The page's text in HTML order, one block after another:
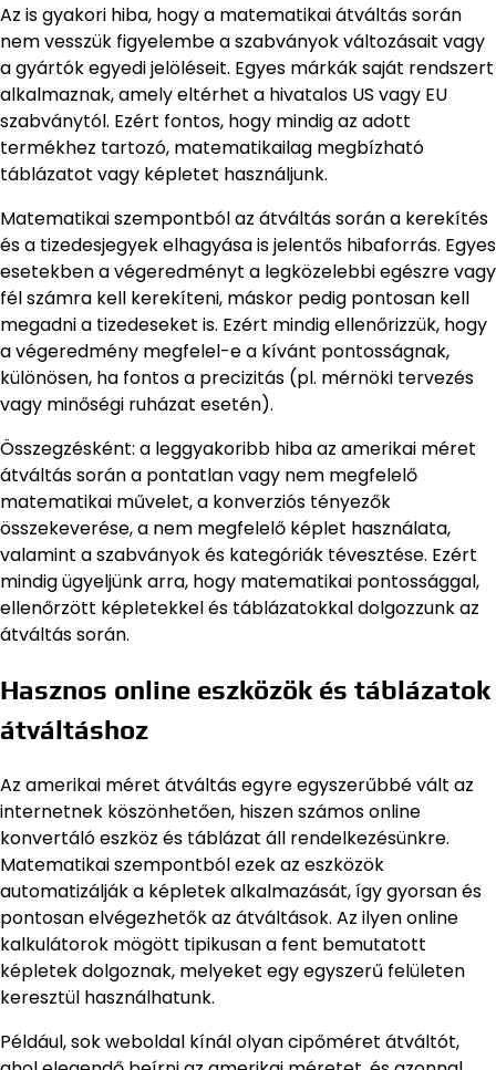
Az is gyakori hiba, hogy a matematikai átváltás során
nem vesszük figyelembe a szabványok változásait vagy
a gyártók egyedi jelöléseit. Egyes márkák saját rendszert
alkalmaznak, amely eltérhet a hivatalos US vagy EU
szabványtól. Ezért fontos, hogy mindig az adott
termékhez tartozó, matematikailag megbízható
táblázatot vagy képletet használjunk.
Matematikai szempontból az átváltás során a kerekítés
és a tizedesjegyek elhagyása is jelentős hibaforrás. Egyes
esetekben a végeredményt a legközelebbi egészre vagy
fél számra kell kerekíteni, máskor pedig pontosan kell
megadni a tizedeseket is. Ezért mindig ellenőrizzük, hogy
a végeredmény megfelel-e a kívánt pontosságnak,
különösen, ha fontos a precizitás (pl. mérnöki tervezés
vagy minőségi ruházat esetén).
Összegzésként: a leggyakoribb hiba az amerikai méret
átváltás során a pontatlan vagy nem megfelelő
matematikai művelet, a konverziós tényezők
összekeverése, a nem megfelelő képlet használata,
valamint a szabványok és kategóriák tévesztése. Ezért
mindig ügyeljünk arra, hogy matematikai pontossággal,
ellenőrzött képletekkel és táblázatokkal dolgozzunk az
átváltás során.
Hasznos online eszközök és táblázatok
átváltáshoz
Az amerikai méret átváltás egyre egyszerűbbé vált az
internetnek köszönhetően, hiszen számos online
konvertáló eszköz és táblázat áll rendelkezésünkre.
Matematikai szempontból ezek az eszközök
automatizálják a képletek alkalmazását, így gyorsan és
pontosan elvégezhetők az átváltások. Az ilyen online
kalkulátorok mögött tipikusan a fent bemutatott
képletek dolgoznak, melyeket egy egyszerű felületen
keresztül használhatunk.
Például, sok weboldal kínál olyan cipőméret átváltót,